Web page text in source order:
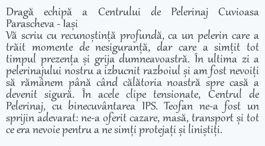
Dragă echipă a Centrului de Pelerinaj Cuvioasa
Parascheva - Iași
Vă scriu cu recunoștință profundă, ca un pelerin care a
trăit momente de nesiguranță, dar care a simțit tot
timpul prezența și grija dumneavoastră. În ultima zi a
pelerinajului nostru a izbucnit razboiul și am fost nevoiți
să rămânem până când călătoria noastră spre casă a
devenit sigură. În acele clipe tensionate, Centrul de
Pelerinaj, cu binecuvântarea IPS. Teofan ne-a fost un
sprijin adevarat: ne-a oferit cazare, masă, transport și tot
ce era nevoie pentru a ne simți protejați și liniștiți.